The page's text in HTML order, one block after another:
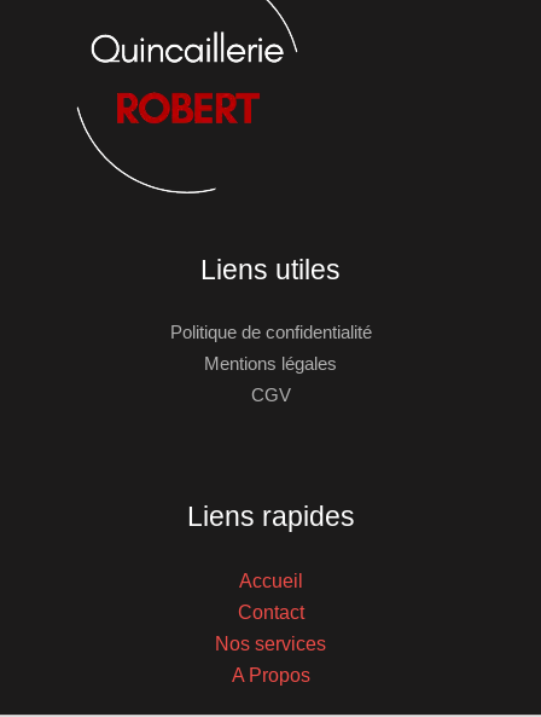
Liens utiles
Politique de confidentialité
Mentions légales
CGV
Liens rapides
Accueil
Contact
Nos services
A Propos